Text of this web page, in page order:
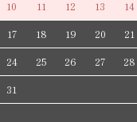
10 11 12 13 14
17 18 19 20 21
24 25 26 27 28
31